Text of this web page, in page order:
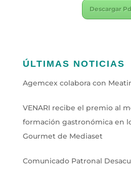
Descargar
ÚLTIMAS NOTICIAS
Agemcex colabora con
VENARI recibe el premio al
formación gastronómica en
Gourmet de Mediaset
Comunicado Patronal